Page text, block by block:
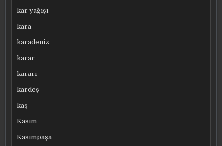
kar yağışı
kara
karadeniz
karar
kararı
kardeş
kaş
Kasım
Kasımpaşa